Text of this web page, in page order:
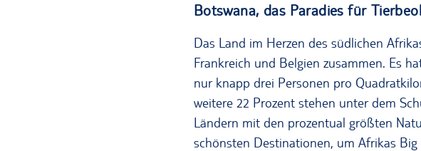
Botswana, das Paradies für
Das Land im Herzen des südlichen
Frankreich und Belgien zusammen. Es
nur knapp drei Personen pro
weitere 22 Prozent stehen unter dem
Ländern mit den prozentual größten
schönsten Destinationen, um Afrikas